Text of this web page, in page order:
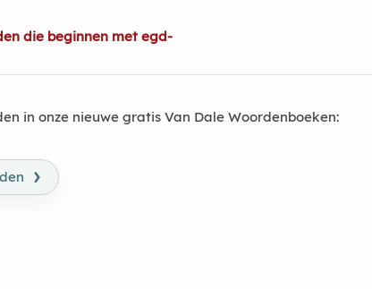
die beginnen met egd-
in onze nieuwe gratis Van Dale Woordenboeken:
›